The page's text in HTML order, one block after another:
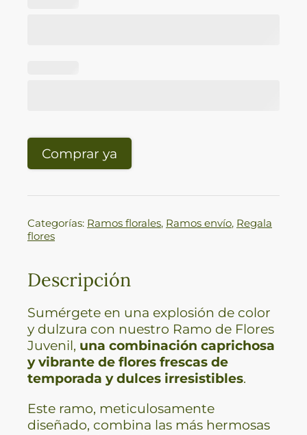
Comprar ya
Categorías: Ramos florales, Ramos envío, Regala
flores
Descripción
Sumérgete en una explosión de color
y dulzura con nuestro Ramo de Flores
Juvenil, una combinación caprichosa
y vibrante de flores frescas de
temporada y dulces irresistibles.
Este ramo, meticulosamente
diseñado, combina las más hermosas